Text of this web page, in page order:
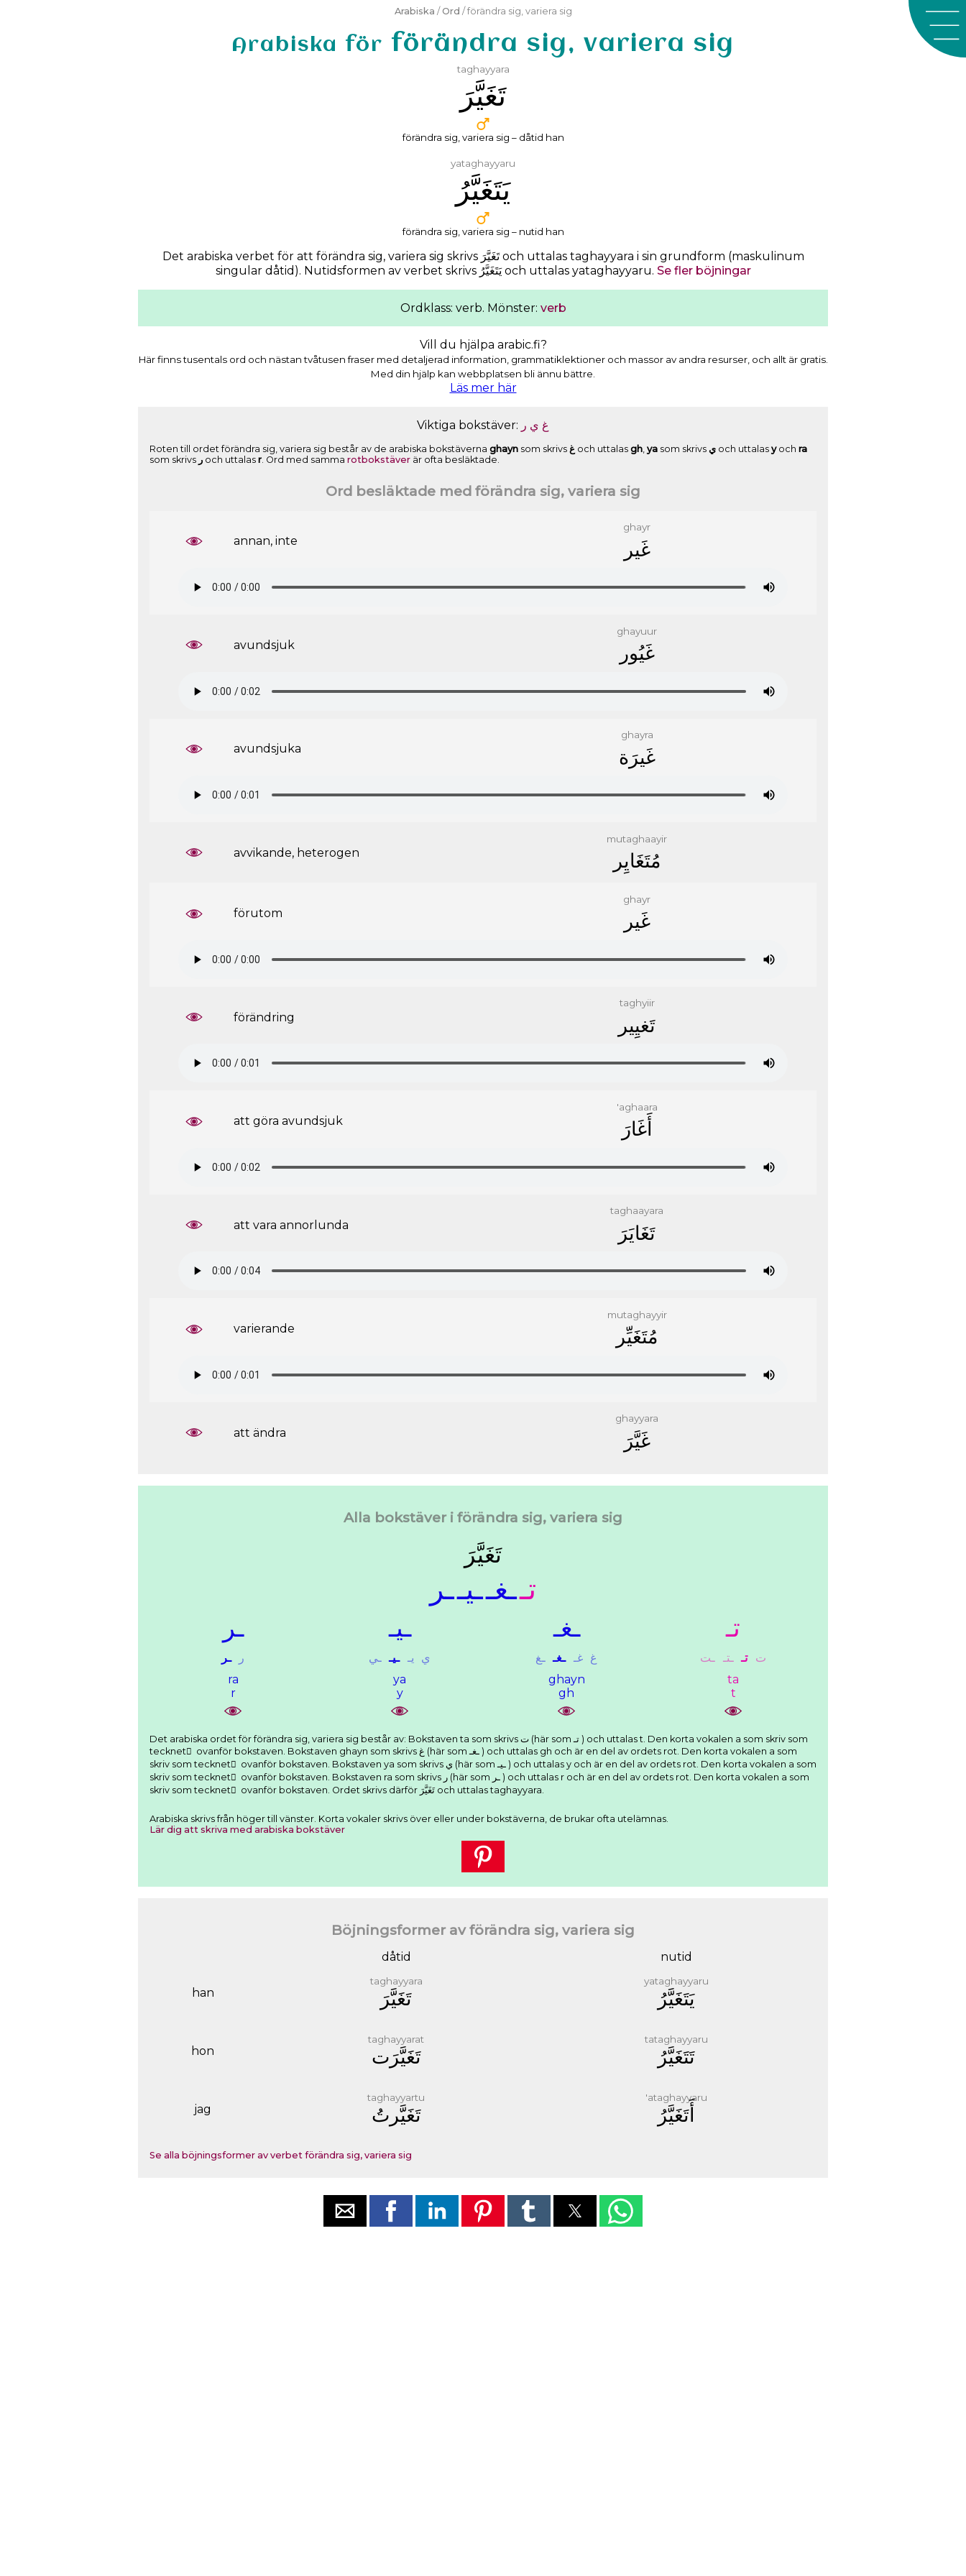
Arabiska / Ord / förändra sig, variera sig
Arabiska för förändra sig, variera sig
taghayyara
ﺗَﻐَﻴَّﺮَ
förändra sig, variera sig – dåtid han
yataghayyaru
ﻳَﺘَﻐَﻴَّﺮُ
förändra sig, variera sig – nutid han
Det arabiska verbet för att förändra sig, variera sig skrivs ﺗَﻐَﻴَّﺮَoch uttalas taghayyara i sin grundform (maskulinum
singular dåtid). Nutidsformen av verbet skrivs ﻳَﺘَﻐَﻴَّﺮُ och uttalas yataghayyaru. Se fler böjningar
Ordklass: verb. Mönster: verb
Vill du hjälpa arabic.fi?
Här finns tusentals ord och nästan tvåtusen fraser med detaljerad information, grammatiklektioner och massor av andra resurser, och allt är gratis.
Med din hjälp kan webbplatsen bli ännu bättre.
Läs mer här
Viktiga bokstäver: ﻍ ﻱ ﺭ
Roten till ordet förändra sig, variera sig består av de arabiska bokstäverna ghayn som skrivs ﻍ och uttalas gh ya som skrivs ﻱ och uttalas yoch ra
som skrivs ﺭ och uttalas r . Ord med samma rotbokstäver är ofta besläktade.
Ord besläktade med förändra sig, variera sig
annan, inte
ghayr
ﻏَﻴﺮ
avundsjuk
ghayuur
ﻏَﻴُﻮﺭ
avundsjuka
ghayra
ﻏَﻴﺮَﺓ
avvikande, heterogen
mutaghaayir
ﻣُﺘَﻐَﺎﻳِﺮ
förutom
ghayr
ﻏَﻴﺮ
förändring
taghyiir
ﺗَﻐﻴِﻴﺮ
att göra avundsjuk
'aghaara
ﺃَﻏَﺎﺭَ
att vara annorlunda
taghaayara
ﺗَﻐَﺎﻳَﺮَ
varierande
mutaghayyir
ﻣُﺘَﻐَﻴِّﺮ
att ändra
ghayyara
ﻏَﻴَّﺮَ
Alla bokstäver i förändra sig, variera sig
ﺗَﻐَﻴَّﺮَ
ﺗــﻐــﻴــﺮ
ﺗـ ـﻐـ ـﻴـ ـﺮ
ﺕ ﺗـ ـﺘـ ـﺖ ﻍ ﻏـ ـﻐـ ـﻎ ﻱ ﻳـ ـﻴـ ـﻲ ﺭ
ـﺮ
ta
t
ghayn
gh
ya
y
ra
r
Det arabiska ordet för förändra sig, variera sig består av: Bokstaven ta som skrivs ﺕ (här som ﺗـ ) och uttalas t. Den korta vokalen a som skriv som
tecknet َ ovanför bokstaven. Bokstaven ghayn som skrivs ﻍ (här som ـﻐـ ) och uttalas gh och är en del av ordets rot. Den korta vokalen a som
skriv som tecknet َ ovanför bokstaven. Bokstaven ya som skrivs ﻱ (här som ـﻴـ ) och uttalas y och är en del av ordets rot. Den korta vokalen a som
skriv som tecknet َ ovanför bokstaven. Bokstaven ra som skrivs ﺭ (här som ـﺮ ) och uttalas r och är en del av ordets rot. Den korta vokalen a som
skriv som tecknet َ ovanför bokstaven. Ordet skrivs därför ﺗَﻐَﻴَّﺮَ och uttalas taghayyara.
Arabiska skrivs från höger till vänster. Korta vokaler skrivs över eller under bokstäverna, de brukar ofta utelämnas.
Lär dig att skriva med arabiska bokstäver
Böjningsformer av förändra sig, variera sig
dåtid nutid
han
taghayyara
ﺗَﻐَﻴَّﺮَ
yataghayyaru
ﻳَﺘَﻐَﻴَّﺮُ
hon
taghayyarat
ﺗَﻐَﻴَّﺮَﺕ
tataghayyaru
ﺗَﺘَﻐَﻴَّﺮُ
jag
taghayyartu
ﺗَﻐَﻴَّﺮﺕُ
'ataghayyaru
ﺃَﺗَﻐَﻴَّﺮُ
Se alla böjningsformer av verbet förändra sig, variera sig